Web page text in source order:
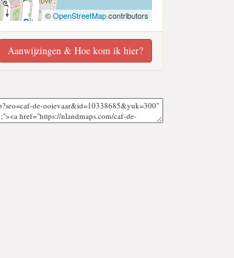
©OpenStreetMapcontributors
Aanwijzingen & Hoe kom ik hier?